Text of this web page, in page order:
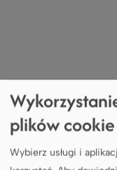
plików cookie
Wybierz usługi i